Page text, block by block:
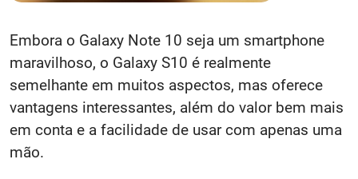
Embora o Galaxy Note 10 seja um smartphone
maravilhoso, o Galaxy S10 é realmente
semelhante em muitos aspectos, mas oferece
vantagens interessantes, além do valor bem mais
em conta e a facilidade de usar com apenas uma
mão.